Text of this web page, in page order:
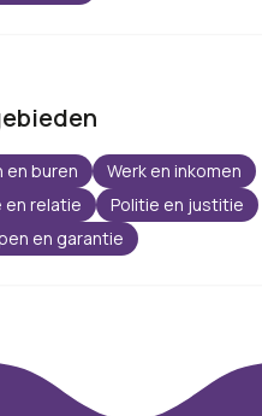
en buren
Werk en inkomen
en relatie
Politie en justitie
en garantie